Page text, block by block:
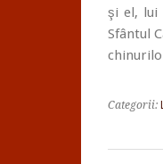
şi el, lui
Sfântul
Categorii: